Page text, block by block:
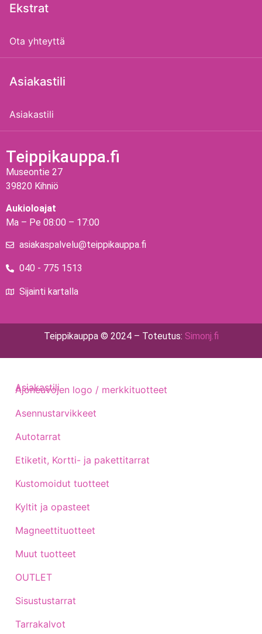
Ekstrat
Ota yhteyttä
Asiakastili
Asiakastili
Teippikauppa.fi
Museontie 27
39820 Kihniö
Aukioloajat
Ma – Pe 08:00 – 17:00
asiakaspalvelu@teippikauppa.fi
040 - 775 1513
Sijainti kartalla
Teippikauppa © 2024 – Toteutus: Simonj.fi
Ajoneuvojen logo / merkkituotteet
Asennustarvikkeet
Autotarrat
Etiketit, Kortti- ja pakettitarrat
Kustomoidut tuotteet
Kyltit ja opasteet
Magneettituotteet
Muut tuotteet
OUTLET
Sisustustarrat
Tarrakalvot
Asiakastili